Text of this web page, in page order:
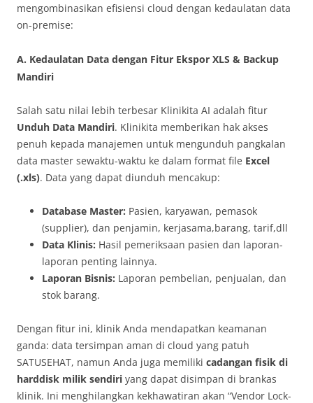
mengombinasikan efisiensi cloud dengan kedaulatan data
on-premise:
A. Kedaulatan Data dengan Fitur Ekspor XLS & Backup
Mandiri
Salah satu nilai lebih terbesar Klinikita AI adalah fitur
Unduh Data Mandiri. Klinikita memberikan hak akses
penuh kepada manajemen untuk mengunduh pangkalan
data master sewaktu-waktu ke dalam format file Excel
(.xls). Data yang dapat diunduh mencakup:
Database Master: Pasien, karyawan, pemasok
(supplier), dan penjamin, kerjasama,barang, tarif,dll
Data Klinis: Hasil pemeriksaan pasien dan laporan-
laporan penting lainnya.
Laporan Bisnis: Laporan pembelian, penjualan, dan
stok barang.
Dengan fitur ini, klinik Anda mendapatkan keamanan
ganda: data tersimpan aman di cloud yang patuh
SATUSEHAT, namun Anda juga memiliki cadangan fisik di
harddisk milik sendiri yang dapat disimpan di brankas
klinik. Ini menghilangkan kekhawatiran akan “Vendor Lock-